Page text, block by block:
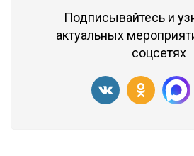
Подписывайтесь и
актуальных
соцсетях